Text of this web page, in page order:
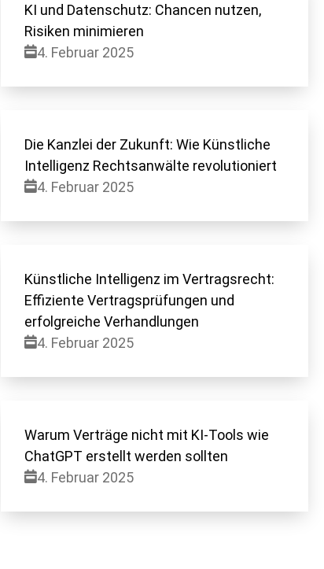
KI und Datenschutz: Chancen nutzen,
Risiken minimieren
4. Februar 2025
Die Kanzlei der Zukunft: Wie Künstliche
Intelligenz Rechtsanwälte revolutioniert
4. Februar 2025
Künstliche Intelligenz im Vertragsrecht:
Effiziente Vertragsprüfungen und
erfolgreiche Verhandlungen
4. Februar 2025
Warum Verträge nicht mit KI-Tools wie
ChatGPT erstellt werden sollten
4. Februar 2025